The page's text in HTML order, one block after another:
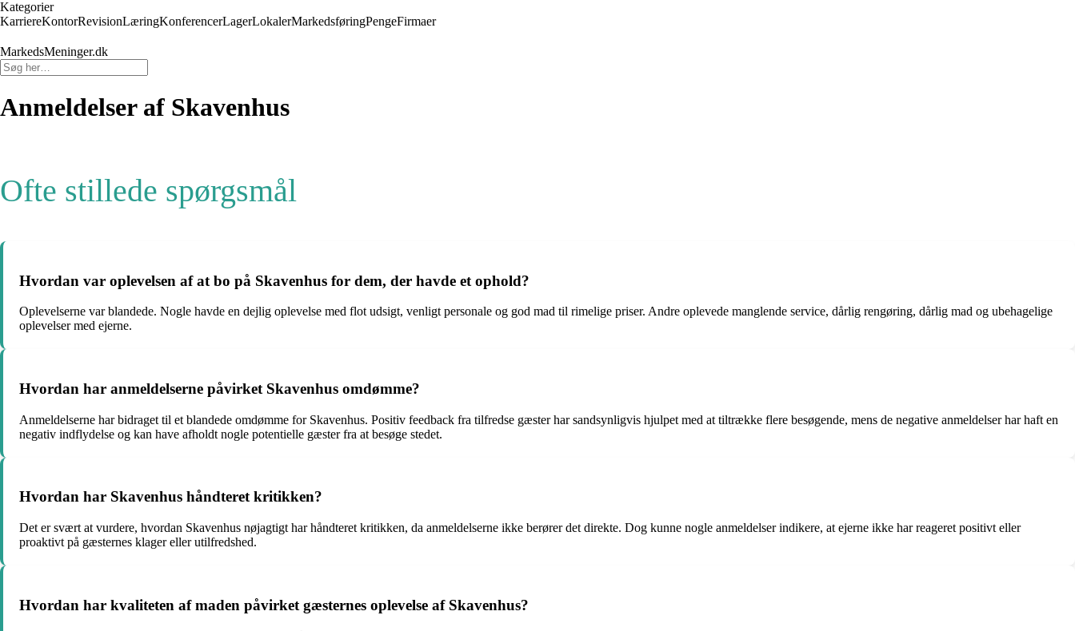
Kategorier
KarriereKontorRevisionLæringKonferencerLagerLokalerMarkedsføringPengeFirmaer
MarkedsMeninger.dk
Anmeldelser af Skavenhus
Ofte stillede spørgsmål
Hvordan var oplevelsen af at bo på Skavenhus for dem, der havde et ophold?
Oplevelserne var blandede. Nogle havde en dejlig oplevelse med flot udsigt, venligt personale og god mad til rimelige priser. Andre oplevede manglende service, dårlig rengøring, dårlig mad og ubehagelige
oplevelser med ejerne.
Hvordan har anmeldelserne påvirket Skavenhus omdømme?
Anmeldelserne har bidraget til et blandede omdømme for Skavenhus. Positiv feedback fra tilfredse gæster har sandsynligvis hjulpet med at tiltrække flere besøgende, mens de negative anmeldelser har haft en
negativ indflydelse og kan have afholdt nogle potentielle gæster fra at besøge stedet.
Hvordan har Skavenhus håndteret kritikken?
Det er svært at vurdere, hvordan Skavenhus nøjagtigt har håndteret kritikken, da anmeldelserne ikke berører det direkte. Dog kunne nogle anmeldelser indikere, at ejerne ikke har reageret positivt eller
proaktivt på gæsternes klager eller utilfredshed.
Hvordan har kvaliteten af maden påvirket gæsternes oplevelse af Skavenhus?